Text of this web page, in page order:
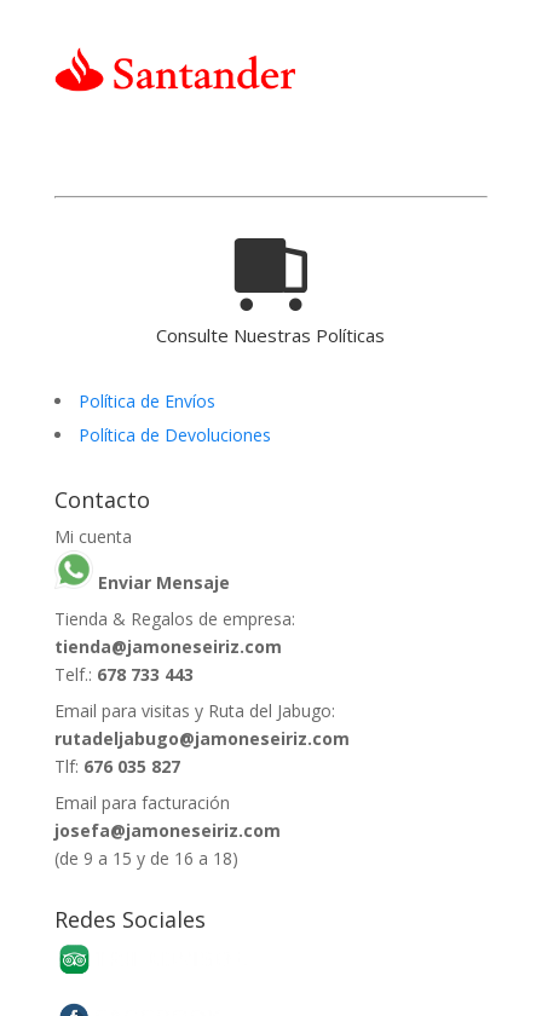
Consulte Nuestras Políticas
Política de Envíos
Política de Devoluciones
Contacto
Mi cuenta
Enviar Mensaje
Tienda & Regalos de empresa:
tienda@jamoneseiriz.com
Telf.: 678 733 443
Email para visitas y Ruta del Jabugo:
rutadeljabugo@jamoneseiriz.com
Tlf: 676 035 827
Email para facturación
josefa@jamoneseiriz.com
(de 9 a 15 y de 16 a 18)
Redes Sociales